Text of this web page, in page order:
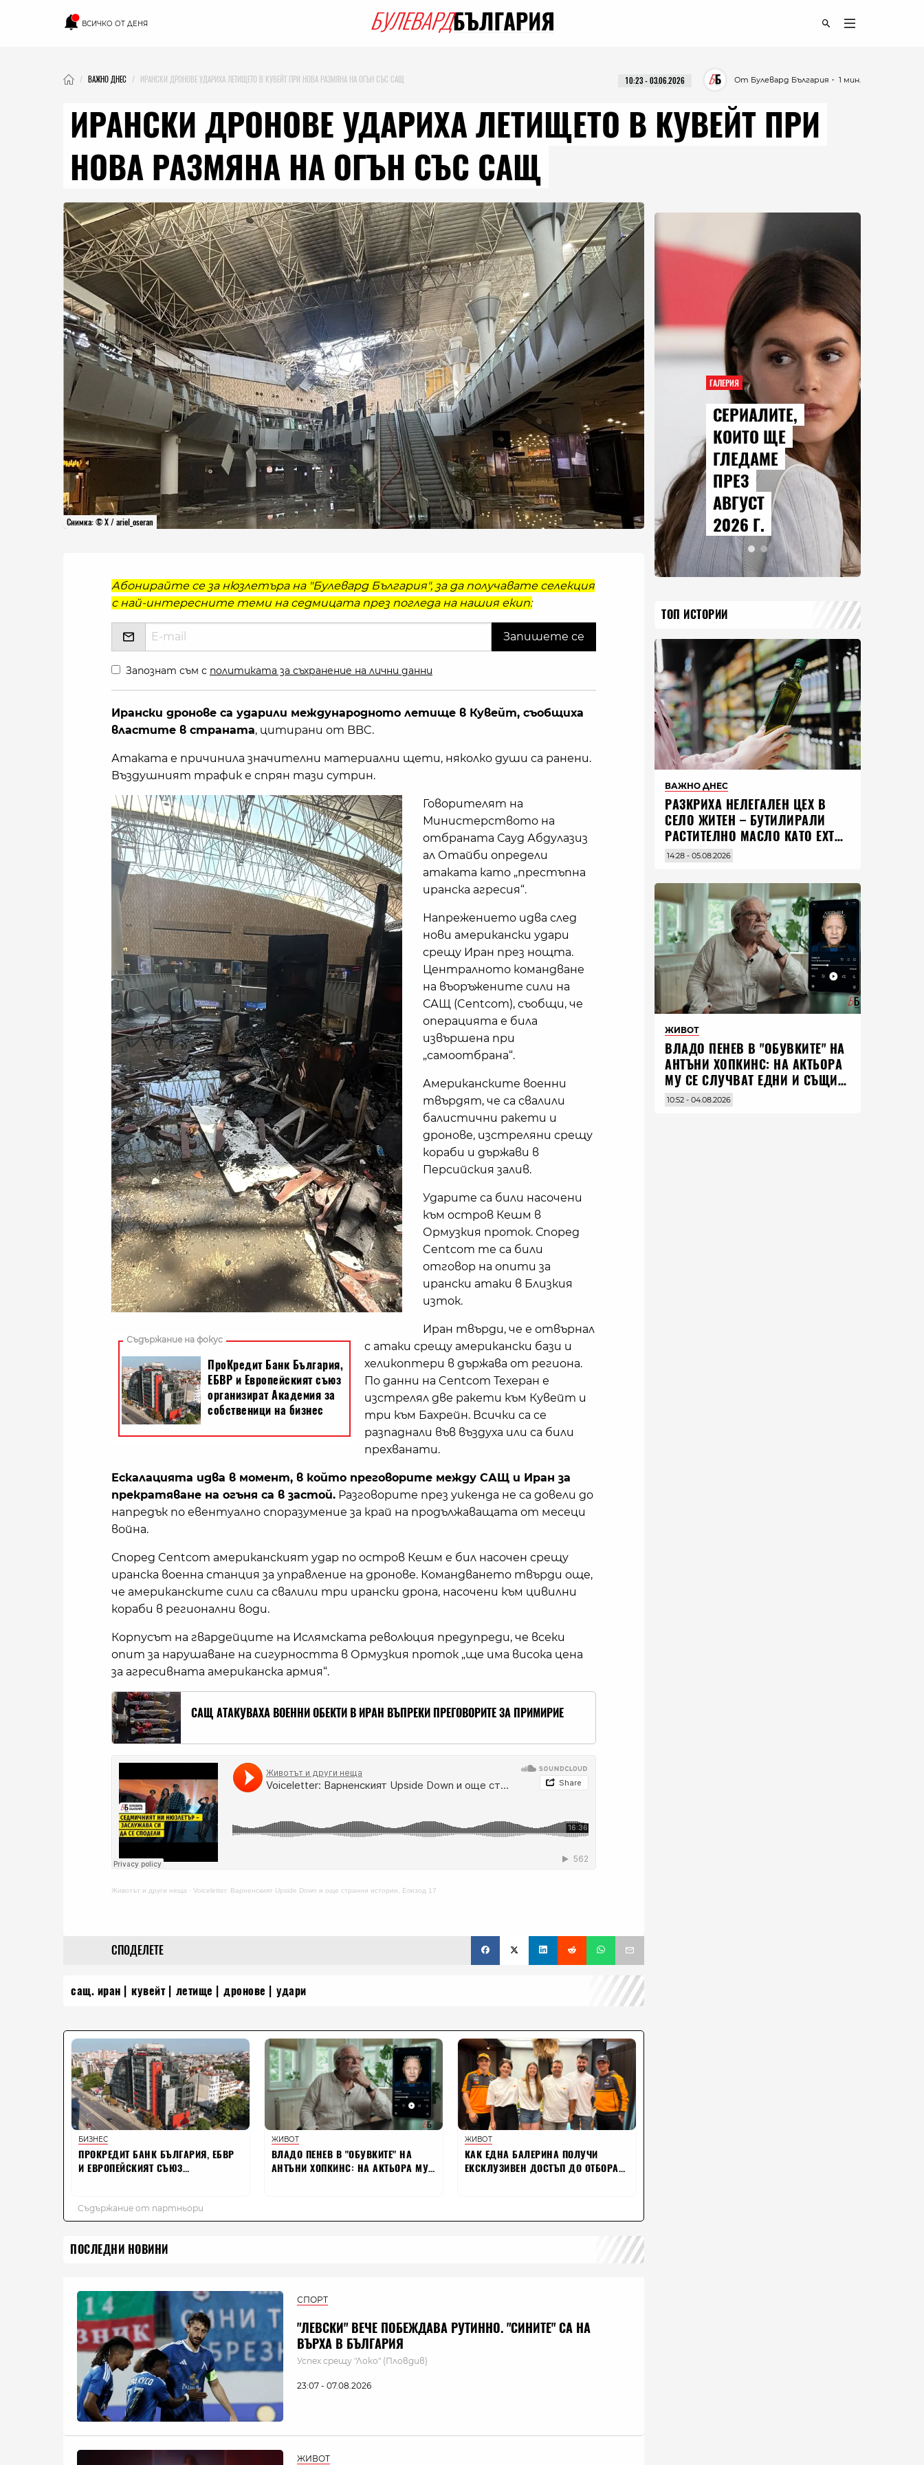
ВСИЧКО ОТ ДЕНЯ
ВАЖНО ДНЕС ИРАНСКИ ДРОНОВЕ УДАРИХА ЛЕТИЩЕТО В КУВЕЙТ ПРИ НОВА РАЗМЯНА НА ОГЪН СЪС САЩ ・ 1 мин.
От Булевард България
10:23 - 03.06.2026
ИРАНСКИ ДРОНОВЕ УДАРИХА ЛЕТИЩЕТО В КУВЕЙТ ПРИ
НОВА РАЗМЯНА НА ОГЪН СЪС САЩ
Снимка: © X / ariel_oseran
Абонирайте се за нюзлетъра на "Булевард България", за да получавате селекция
с най-интересните теми на седмицата през погледа на нашия екип:
Запознат съм с политиката за съхранение на лични данни
Ирански дронове са ударили международното летище в Кувейт, съобщиха
властите в страната, цитирани от BBC.
Атаката е причинила значителни материални щети, няколко души са ранени.
Въздушният трафик е спрян тази сутрин.
Говорителят на
Министерството на
отбраната Сауд Абдулазиз
ал Отайби определи
атаката като „престъпна
иранска агресия“.
Напрежението идва след
нови американски удари
срещу Иран през нощта.
Централното командване
на въоръжените сили на
САЩ (Centcom), съобщи, че
операцията е била
извършена при
„самоотбрана“.
Американските военни
твърдят, че са свалили
балистични ракети и
дронове, изстреляни срещу
кораби и държави в
Персийския залив.
Ударите са били насочени
към остров Кешм в
Ормузкия проток. Според
Centcom те са били
отговор на опити за
ирански атаки в Близкия
изток.
Иран твърди, че е отвърнал
с атаки срещу американски бази и
хеликоптери в държава от региона.
По данни на Centcom Техеран е
изстрелял две ракети към Кувейт и
три към Бахрейн. Всички са се
разпаднали във въздуха или са били
прехванати.
Ескалацията идва в момент, в който преговорите между САЩ и Иран за
прекратяване на огъня са в застой. Разговорите през уикенда не са довели до
напредък по евентуално споразумение за край на продължаващата от месеци
война.
Според Centcom американският удар по остров Кешм е бил насочен срещу
иранска военна станция за управление на дронове. Командването твърди още,
че американските сили са свалили три ирански дрона, насочени към цивилни
кораби в регионални води.
Корпусът на гвардейците на Ислямската революция предупреди, че всеки
опит за нарушаване на сигурността в Ормузкия проток „ще има висока цена
за агресивната американска армия“.
САЩ АТАКУВАХА ВОЕННИ ОБЕКТИ В ИРАН ВЪПРЕКИ ПРЕГОВОРИТЕ ЗА ПРИМИРИЕ
Животът и други неща · Voiceletter: Варненският Upside Down и още странни истории, Епизод 17
СПОДЕЛЕТЕ
сащ. иран кувейт летище дронове удари
ПОСЛЕДНИ НОВИНИ
СПОРТ
"ЛЕВСКИ" ВЕЧЕ ПОБЕЖДАВА РУТИННО. "СИНИТЕ" СА НА
ВЪРХА В БЪЛГАРИЯ
Успех срещу "Локо" (Пловдив)
23:07 - 07.08.2026
ЖИВОТ
ГАЛЕРИЯ
СЕРИАЛИТЕ,
КОИТО ЩЕ
ГЛЕДАМЕ
ПРЕЗ
АВГУСТ
2026 Г.
ТОП ИСТОРИИ
ВАЖНО ДНЕС
РАЗКРИХА НЕЛЕГАЛЕН ЦЕХ В
СЕЛО ЖИТЕН – БУТИЛИРАЛИ
РАСТИТЕЛНО МАСЛО КАТО EXTRA
VIRGIN ЗЕХТИН
14:28 - 05.08.2026
ЖИВОТ
ВЛАДO ПЕНЕВ В "ОБУВКИТЕ" НА
АНТЪНИ ХОПКИНС: НА АКТЬОРА
МУ СЕ СЛУЧВАТ ЕДНИ И СЪЩИ
НЕЩА ПО ЦЕЛИЯ СВЯТ
10:52 - 04.08.2026